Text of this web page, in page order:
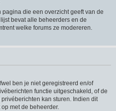
die een overzicht geeft van de
bevat alle beheerders en de
welke forums ze modereren.
ben je niet geregistreerd en/of
functie uitgeschakeld, of de
kan sturen. Indien dit
met de beheerder.